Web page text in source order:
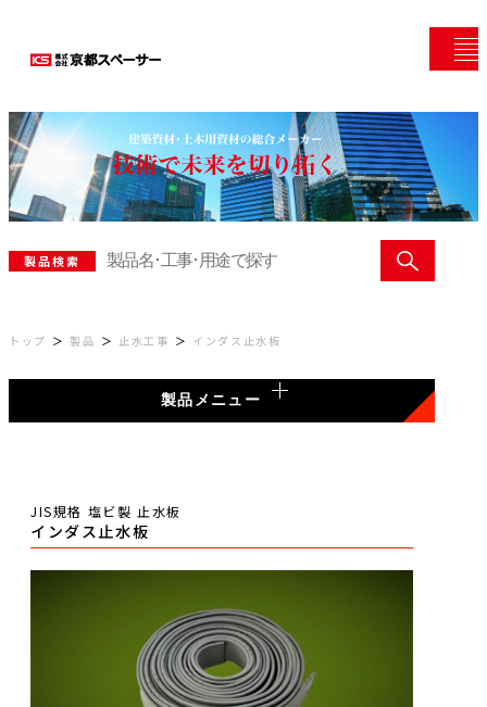
製品検索
トップ 製品 止水工事 インダス止水板
製品メニュー
JIS規格 塩ビ製 止水板
インダス止水板